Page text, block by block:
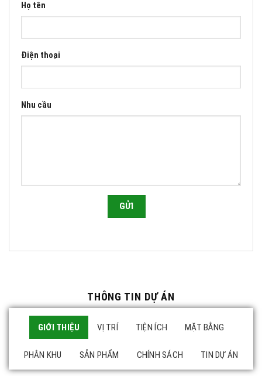
Họ tên
Điện thoại
Nhu cầu
THÔNG TIN DỰ ÁN
GIỚI THIỆU VỊ TRÍ TIỆN ÍCH MẶT BẰNG
PHÂN KHU SẢN PHẨM CHÍNH SÁCH TIN DỰ ÁN